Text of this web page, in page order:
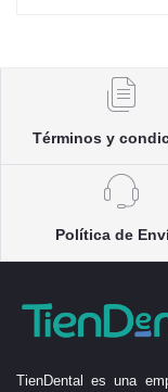
Términos y
Política de
TienDental es una